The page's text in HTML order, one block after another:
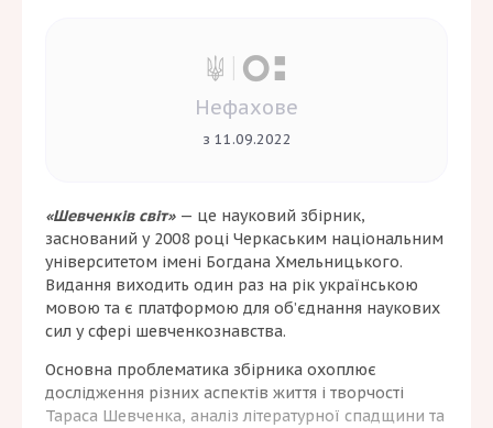
«Шевченків світ»— це науковий збірник,
заснований у 2008 році Черкаським національним
університетом імені Богдана Хмельницького.
Видання виходить один раз на рік українською
мовою та є платформою для об’єднання наукових
сил у сфері шевченкознавства.
Основна проблематика збірника охоплює
дослідження різних аспектів життя і творчості
Тараса Шевченка, аналіз літературної спадщини та
Нефахове
з 11.09.2022